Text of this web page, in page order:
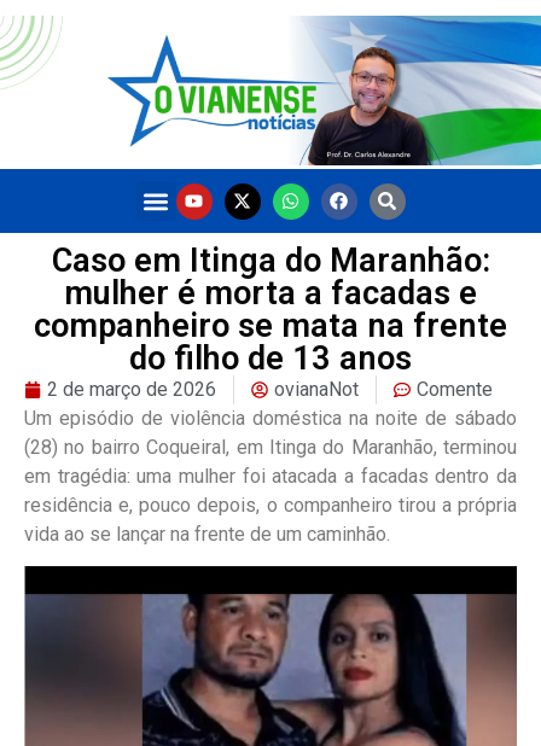
Caso em Itinga do Maranhão:
mulher é morta a facadas e
companheiro se mata na frente
do filho de 13 anos
2 de março de 2026 ovianaNot
Comente
Um episódio de violência doméstica na noite de sábado
(28) no bairro Coqueiral, em Itinga do Maranhão, terminou
em tragédia: uma mulher foi atacada a facadas dentro da
residência e, pouco depois, o companheiro tirou a própria
vida ao se lançar na frente de um caminhão.